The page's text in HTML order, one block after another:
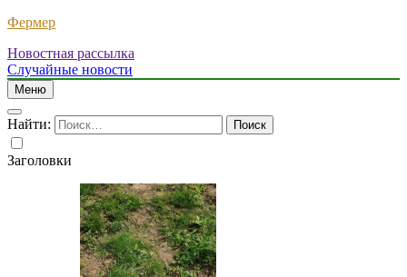
Фермер
Новостная рассылка
Случайные новости
Меню
Найти:
Заголовки